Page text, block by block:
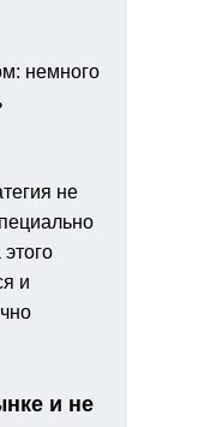
немного
не
и
и не